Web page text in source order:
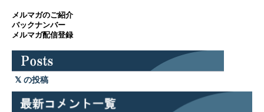
メルマガのご紹介
バックナンバー
メルマガ配信登録
の投稿